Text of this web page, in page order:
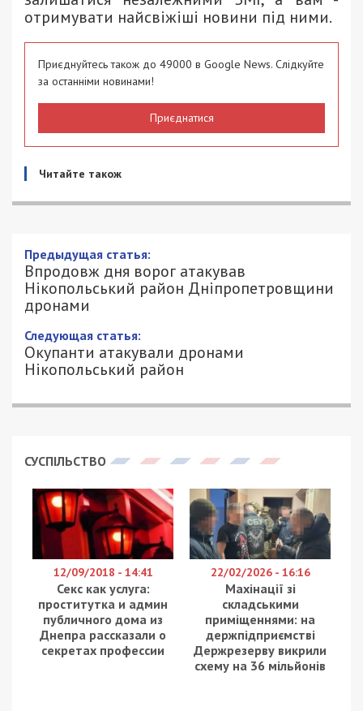
отримувати найсвіжіші новини під ними.
Приєднуйтесь також до 49000 в Google News. Слідкуйте
за останніми новинами!
Приєднатися
Читайте також
Впродовж дня ворог атакував
Нікопольський район
Дніпропетровщини дронами
10/05/2026 - 19:27
ПЕТРО ЩУКІН - СПЕЦИАЛЬНО ДЛЯ
49000.COM.UA